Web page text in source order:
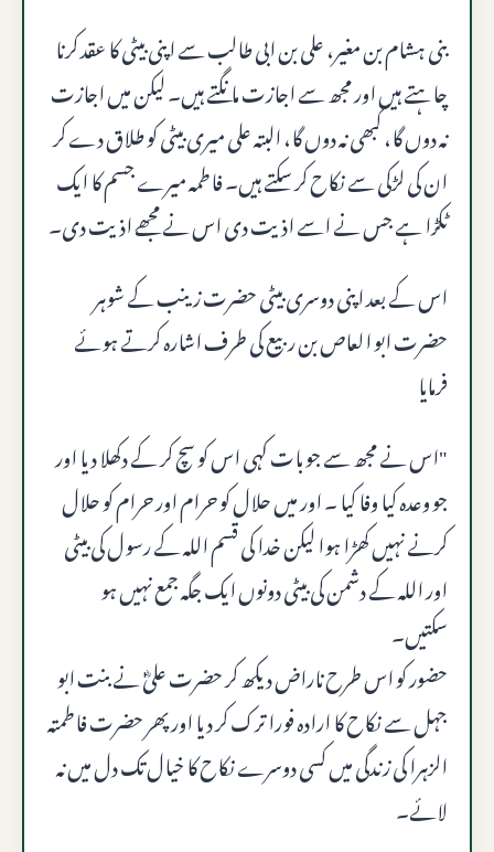
بنی ہشام بن مغیر، علی بن ابی طالب سے اپنی بیٹی کا عقد کرنا
چاہتے ہیں اور مجھ سے اجازت مانگتے ہیں۔ لیکن میں اجازت
نہ دوں گا، کبھی نہ دوں گا، البتہ علی میری بیٹی کو طلاق دے کر
ان کی لڑکی سے نکاح کر سکتے ہیں۔ فاطمہ میرے جسم کا ایک
ٹکڑا ہے جس نے اسے اذیت دی اس نے مجھے اذیت دی۔
اس کے بعد اپنی دوسری بیٹی حضرت زینب کے شوہر
حضرت ابو العاص بن ربیع کی طرف اشارہ کرتے ہوئے
فرمایا
"اس نے مجھ سے جو بات کہی اس کو سچ کر کے دکھلا دیا اور
جو وعدہ کیا وفا کیا ۔ اور میں حلال کو حرام اور حرام کو حلال
کرنے نہیں کھڑا ہوا لیکن خدا کی قسم اللہ کے رسول کی بیٹی
اور اللہ کے دشمن کی بیٹی دونوں ایک جگہ جمع نہیں ہو
سکتیں۔
حضور کو اس طرح ناراض دیکھ کر حضرت علیؓ نے بنت ابو
جہل سے نکاح کا ارادہ فورا ترک کر دیا اور پھر حضرت فاطمتہ
الزہرا کی زندگی میں کسی دوسرے نکاح کا خیال تک دل میں نہ
لائے۔